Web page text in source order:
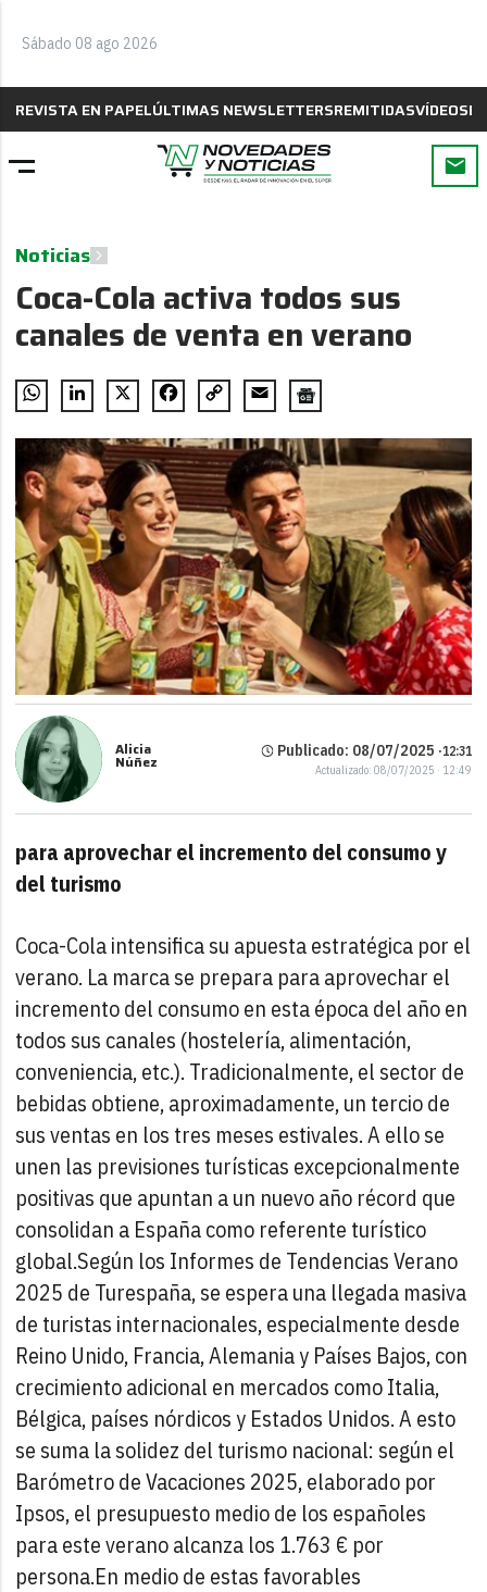
Sábado 08 ago 2026
REVISTA EN PAPELÚLTIMAS NEWSLETTERSREMITIDASVÍDEOS
Noticias
Coca-Cola activa todos sus
canales de venta en verano
WhatsAppLinkedIn
X FacebookCopy
Email
Alicia
Núñez
Publicado: 08/07/2025 ·12:31
Actualizado: 08/07/2025 · 12:49
para aprovechar el incremento del consumo y
del turismo
Coca-Cola intensifica su apuesta estratégica por el
verano. La marca se prepara para aprovechar el
incremento del consumo en esta época del año en
todos sus canales (hostelería, alimentación,
conveniencia, etc.). Tradicionalmente, el sector de
bebidas obtiene, aproximadamente, un tercio de
sus ventas en los tres meses estivales. A ello se
unen las previsiones turísticas excepcionalmente
positivas que apuntan a un nuevo año récord que
consolidan a España como referente turístico
global.Según los Informes de Tendencias Verano
2025 de Turespaña, se espera una llegada masiva
de turistas internacionales, especialmente desde
Reino Unido, Francia, Alemania y Países Bajos, con
crecimiento adicional en mercados como Italia,
Bélgica, países nórdicos y Estados Unidos. A esto
se suma la solidez del turismo nacional: según el
Barómetro de Vacaciones 2025, elaborado por
Ipsos, el presupuesto medio de los españoles
para este verano alcanza los 1.763 € por
persona.En medio de estas favorables